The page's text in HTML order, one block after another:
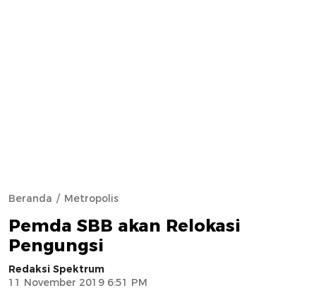
Beranda Metropolis
Pemda SBB akan Relokasi
Pengungsi
Redaksi Spektrum
11 November 2019 6:51 PM